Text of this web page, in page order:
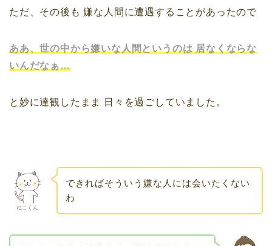
ただ、その後も 嫌な人間に遭遇することがあったので
ああ、世の中から嫌いな人間というのは 居なくならな
いんだなぁ…
と妙に達観したまま 日々を過ごしていました。
ねこくん
できればそういう嫌な人には会いたくない
わ